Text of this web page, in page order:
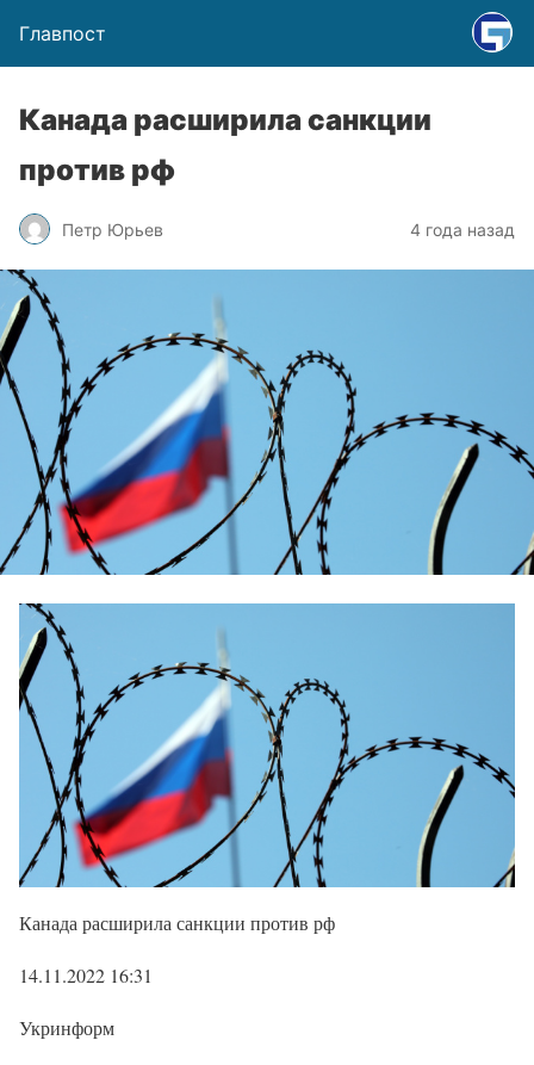
Главпост
Канада расширила санкции
против рф
Петр Юрьев 4 года назад
Канада расширила санкции против рф
14.11.2022 16:31
Укринформ